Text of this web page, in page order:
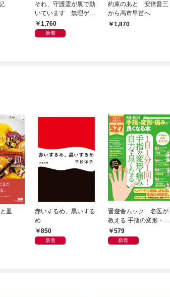
それ、守護霊が裏で動
いています 無理ゲー
な人生のスピ的攻略方
法
1,760
新着
約束のあと 安倍晋三
から高市早苗へ
1,870
皿
赤いするめ、黒いする
め
850
新着
晋遊舎ムック 名医が
教える 手指の変形・痛
みが良くなる本
579
新着